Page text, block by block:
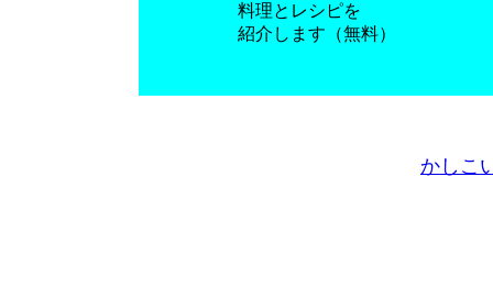
料理とレシピを
紹介します（無料）
かしこ